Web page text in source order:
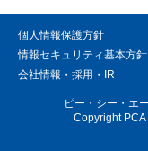
個人情報保護方針
情報セキュリティ基本方針
会社情報・採用・IR
ピー・シー・エ
Copyright PCA